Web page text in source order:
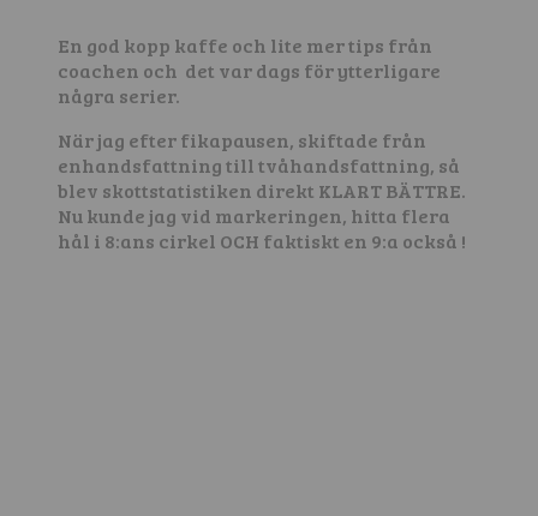
En god kopp kaffe och lite mer tips från
coachen och det var dags för ytterligare
några serier.
När jag efter fikapausen, skiftade från
enhandsfattning till tvåhandsfattning, så
blev skottstatistiken direkt KLART BÄTTRE.
Nu kunde jag vid markeringen, hitta flera
hål i 8:ans cirkel OCH faktiskt en 9:a också !